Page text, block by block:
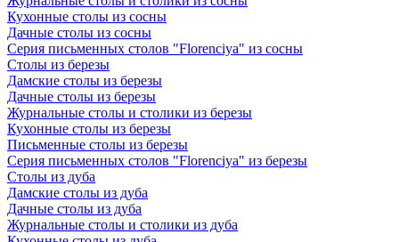
Кухонные столы из сосны
Дачные столы из сосны
Серия письменных столов "Florenciya" из сосны
Столы из березы
Дамские столы из березы
Дачные столы из березы
Журнальные столы и столики из березы
Кухонные столы из березы
Письменные столы из березы
Серия письменных столов "Florenciya" из березы
Столы из дуба
Дамские столы из дуба
Дачные столы из дуба
Журнальные столы и столики из дуба